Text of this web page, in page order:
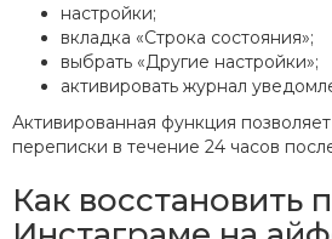
настройки;
вкладка «Строка состояния»;
выбрать «Другие настройки»;
активировать журнал
Активированная функция позволяет
переписки в течение 24 часов
Как восстановить